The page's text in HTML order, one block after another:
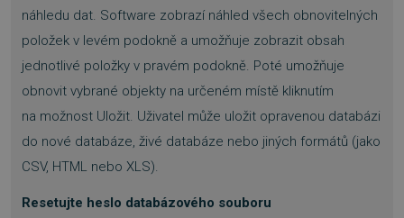
náhledu dat. Software zobrazí náhled všech obnovitelných
položek v levém podokně a umožňuje zobrazit obsah
jednotlivé položky v pravém podokně. Poté umožňuje
obnovit vybrané objekty na určeném místě kliknutím
na možnost Uložit. Uživatel může uložit opravenou databázi
do nové databáze, živé databáze nebo jiných formátů (jako
CSV, HTML nebo XLS).
Resetujte heslo databázového souboru
FUNKČNÍ SOUBORY
NEZAŘAZENÉ SOUBORY
Nezbytně nutné soubory
Výkonové soubory
Funkční soubory
Nezařazené soubory